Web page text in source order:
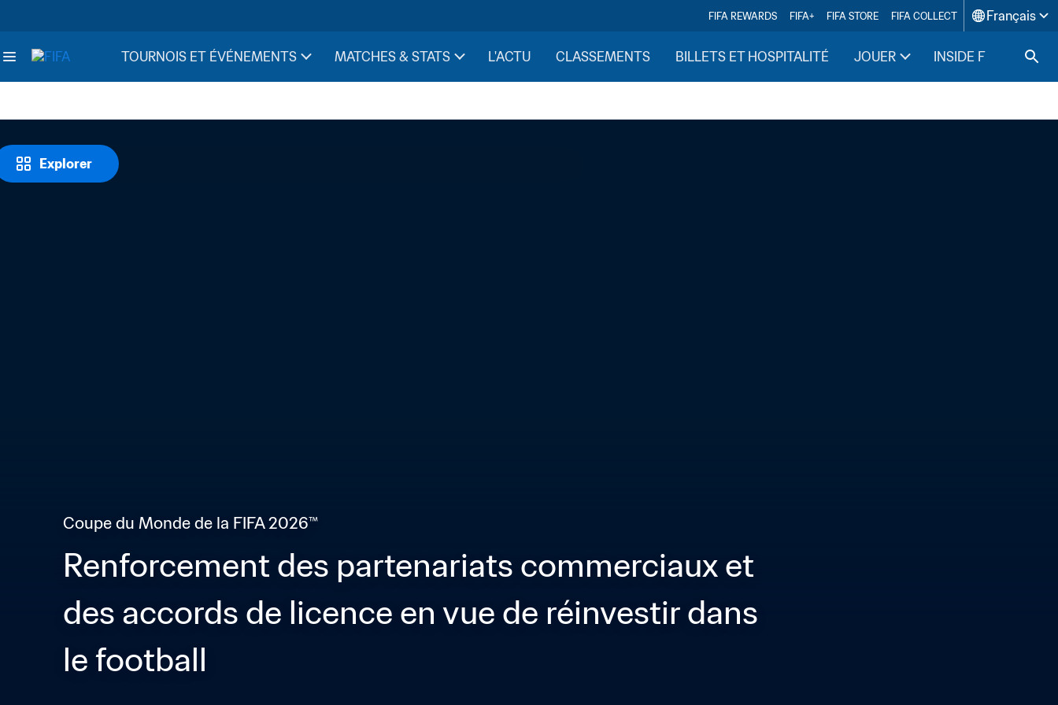
FIFA REWARDS FIFA+ FIFA STORE FIFA COLLECT Français
TOURNOIS ET ÉVÉNEMENTS MATCHES & STATS L'ACTU CLASSEMENTS BILLETS ET HOSPITALITÉ JOUER INSIDE FIFA
Explorer
Coupe du Monde de la FIFA 2026™
Renforcement des partenariats commerciaux et
des accords de licence en vue de réinvestir dans
le football